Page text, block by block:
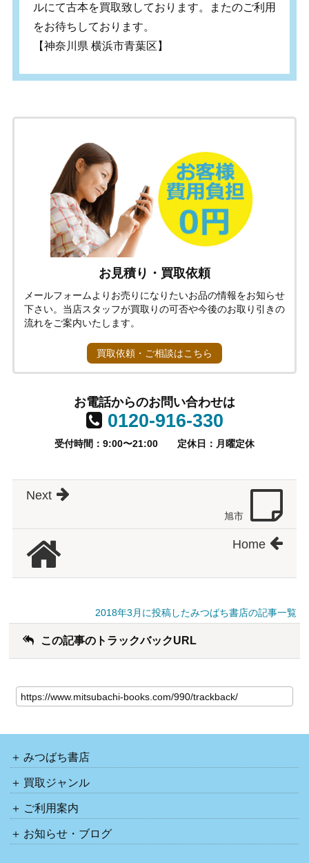
ルにて古本を買取致しております。またのご利用
をお待ちしております。
【神奈川県 横浜市青葉区】
お見積り・買取依頼
メールフォームよりお売りになりたいお品の情報をお知らせ
下さい。当店スタッフが買取りの可否や今後のお取り引きの
流れをご案内いたします。
買取依頼・ご相談はこちら
お電話からのお問い合わせは
0120-916-330
受付時間：9:00〜21:00 定休日：月曜定休
旭市
Next
Home
2018年3月に投稿したみつばち書店の記事一覧
この記事のトラックバックURL
みつばち書店
買取ジャンル
ご利用案内
お知らせ・ブログ